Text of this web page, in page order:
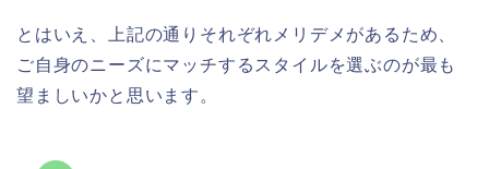
とはいえ、上記の通りそれぞれメリデメがあるため、
ご自身のニーズにマッチするスタイルを選ぶのが最も
望ましいかと思います。